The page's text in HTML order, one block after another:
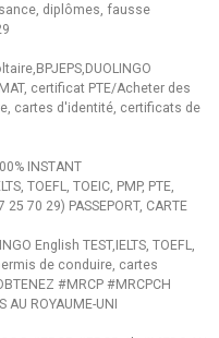
diplômes, fausse
certificat PTE/Acheter des
cartes d'identité, certificats de
INSTANT
TOEFL, TOEIC, PMP, PTE,
70 29) PASSEPORT, CARTE
English TEST,IELTS, TOEFL,
de conduire, cartes
#MRCP #MRCPCH
ROYAUME-UNI